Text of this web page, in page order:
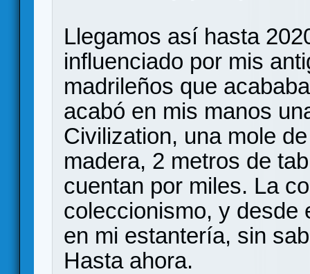
Llegamos así hasta
influenciado por mis
madrileños que
acabó en mis manos
Civilization, una mole
madera, 2 metros de
cuentan por miles. La
coleccionismo, y desde
en mi estantería, sin
Hasta ahora.